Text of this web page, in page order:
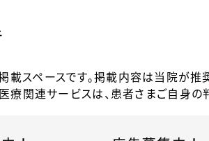
載スペースです。掲載内容は当院が推
療関連サービスは、患者さまご自身の